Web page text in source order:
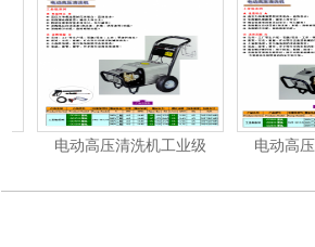
电动高压清洗机工业级 电动高压